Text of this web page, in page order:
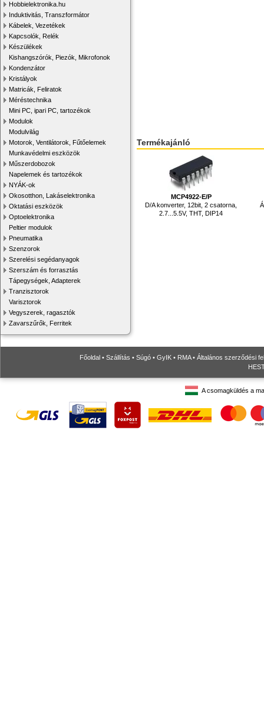
Hobbielektronika.hu
Induktivitás, Transzformátor
Kábelek, Vezetékek
Kapcsolók, Relék
Készülékek
Kishangszórók, Piezók, Mikrofonok
Kondenzátor
Kristályok
Matricák, Feliratok
Méréstechnika
Mini PC, ipari PC, tartozékok
Modulok
Modulvilág
Motorok, Ventilátorok, Fűtőelemek
Munkavédelmi eszközök
Műszerdobozok
Napelemek és tartozékok
NYÁK-ok
Okosotthon, Lakáselektronika
Oktatási eszközök
Optoelektronika
Peltier modulok
Pneumatika
Szenzorok
Szerelési segédanyagok
Szerszám és forrasztás
Tápegységek, Adapterek
Tranzisztorok
Varisztorok
Vegyszerek, ragasztók
Zavarszűrők, Ferritek
Termékajánló
MCP4922-E/P
D/A konverter, 12bit, 2 csatorna,
2.7...5.5V, THT, DIP14
Főoldal • Szállítás • Súgó • GyIK • RMA• Általános szerződési
A csomagküldés a